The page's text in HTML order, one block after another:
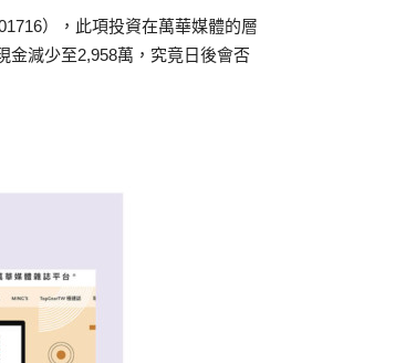
），此項投資在萬華媒體的層
金減少至2,958萬，究竟日後會否